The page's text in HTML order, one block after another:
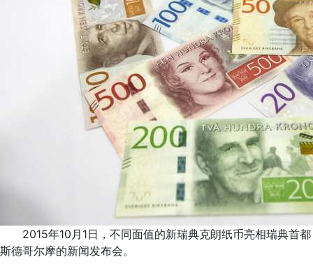
2015年10月1日，不同面值的新瑞典克朗纸币亮相瑞典首都
斯德哥尔摩的新闻发布会。